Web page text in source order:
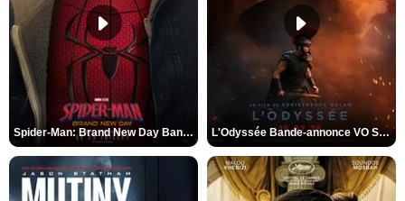
Spider-Man: Brand New Day Bande-annonce VO STFR L'Odyssée Bande-annonce VO STFR